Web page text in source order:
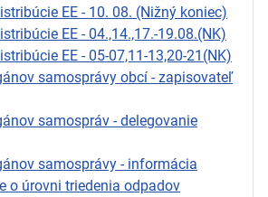
EE - 10. 08. (Nižný koniec)
EE - 04.,14.,17.-19.08.(NK)
EE - 05-07,11-13,20-21(NK)
samosprávy obcí - zapisovateľ
samospráv - delegovanie
samosprávy - informácia
o úrovni triedenia odpadov